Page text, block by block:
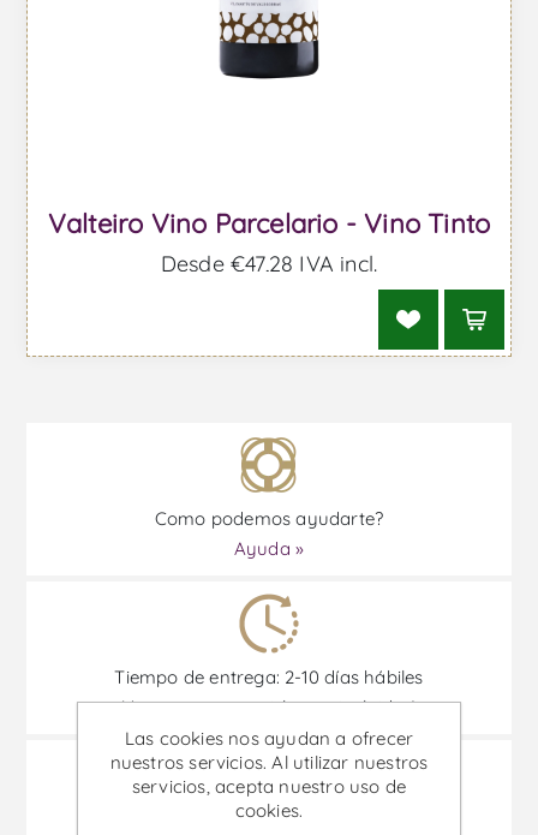
Valteiro Vino Parcelario - Vino Tinto
Desde €47,28 IVA incl.
Como podemos ayudarte?
Ayuda »
Tiempo de entrega: 2-10 días hábiles
(áreas remotas e islas no incluidas)
Las cookies nos ayudan a ofrecer
nuestros servicios. Al utilizar nuestros
servicios, acepta nuestro uso de
cookies.